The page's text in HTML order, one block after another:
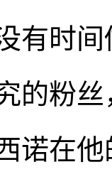
有时
的粉
诺在